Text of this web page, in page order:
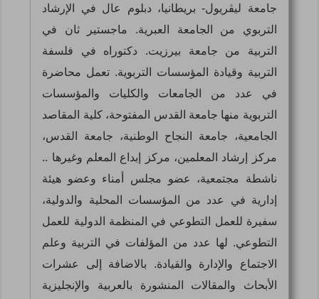
جامعة ليڤريول- بريطانيا، دبلوم عال في الإرشاد
التربوي من الجامعة العبرية. ماجستير ثان في
التربية من جامعة بيرزيت. دكتوراه في فلسفة
التربية وقيادة المؤسسات التربوية. تعمل محاضرة
في عدد من الجامعات والكليات والمؤسسات
التربوية منها جامعة القدس المفتوحة، كلية المقاصد
الجامعية، جامعة النجاح الوطنية، جامعة القدس،
مركز إرشاد المعلمين، مركز إبداع المعلم وغيرها ..
ناشطة مجتمعية، عضو مجلس أمناء وعضو هيئة
إدارية في عدد من المؤسسات المحلية والدولية،
سفيرة للعمل التطوعي في المنظمة الدولية للعمل
التطوعي. لها عدد من المؤلفات في التربية وعلم
الاجتماع والإدارة والقيادة. بالاضافة إلى عشرات
الأبحاث والمقالات المنشورة بالعربية والإنجليزية